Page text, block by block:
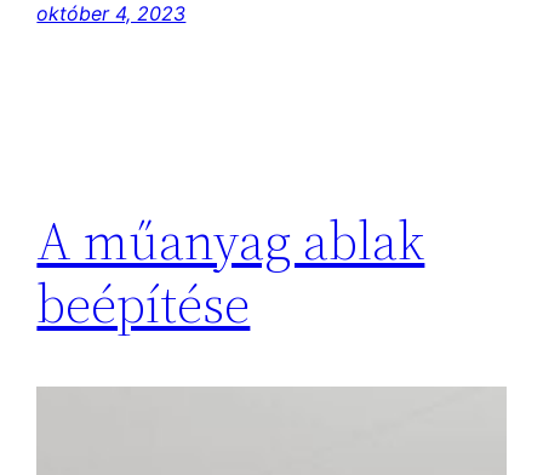
október 4, 2023
A műanyag ablak
beépítése